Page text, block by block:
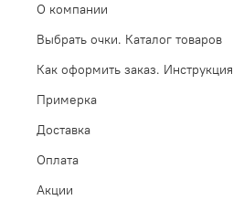
О компании
Выбрать очки. Каталог товаров
Как оформить заказ. Инструкция
Примерка
Доставка
Оплата
Акции